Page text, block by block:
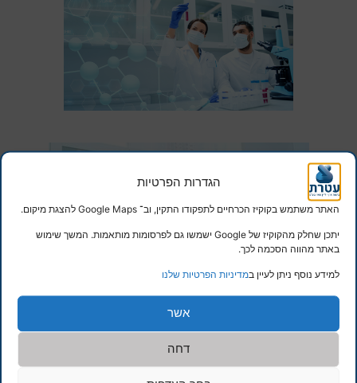
הגדרות הפרטיות
האתר משתמש בקוקיז הכרחיים לתפקודו התקין, וב־ Google Maps להצגת מיקום.
יתכן שחלק מהקוקיז של Google ישמשו גם לפרסומות מותאמות. המשך שימוש
באתר מהווה הסכמה לכך.
למידע נוסף ניתן לעיין במדיניות הפרטיות שלנו
אשר
דחה